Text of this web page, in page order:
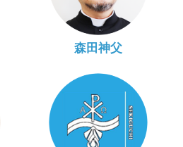
森田神父